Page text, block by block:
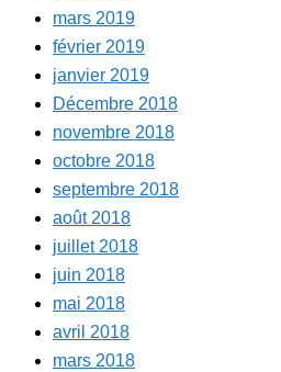
mars 2019
février 2019
janvier 2019
Décembre 2018
novembre 2018
octobre 2018
septembre 2018
août 2018
juillet 2018
juin 2018
mai 2018
avril 2018
mars 2018